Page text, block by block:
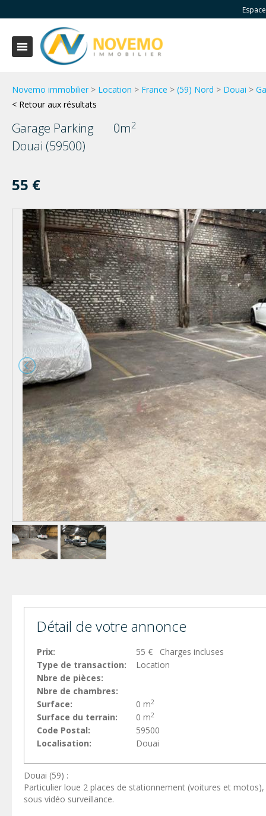
Novemo immobilier > Location > France > (59) Nord > Douai >
< Retour aux résultats
Garage Parking 0m2
Douai (59500)
55 €
Détail de votre annonce
Prix:
55 € Charges incluses
Type de transaction:
Location
Nbre de pièces:
Nbre de chambres:
Surface:
0 m2
Surface du terrain: 0 m2
Code Postal:
59500
Localisation:
Douai
Douai (59) :
Particulier loue 2 places de stationnement (voitures et
sous vidéo surveillance.